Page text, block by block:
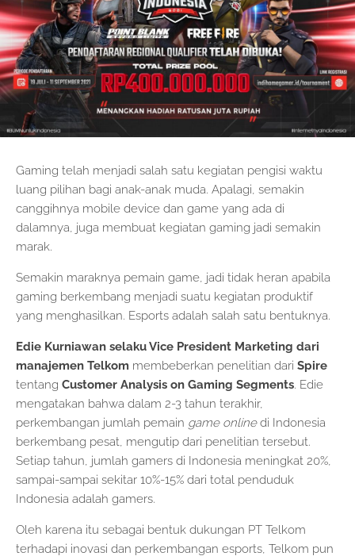
Gaming telah menjadi salah satu kegiatan pengisi waktu
luang pilihan bagi anak-anak muda. Apalagi, semakin
canggihnya mobile device dan game yang ada di
dalamnya, juga membuat kegiatan gaming jadi semakin
marak.
Semakin maraknya pemain game, jadi tidak heran apabila
gaming berkembang menjadi suatu kegiatan produktif
yang menghasilkan. Esports adalah salah satu bentuknya.
Edie Kurniawan selaku Vice President Marketing dari
manajemen Telkom membeberkan penelitian dari Spire
tentang Customer Analysis on Gaming Segments. Edie
mengatakan bahwa dalam 2-3 tahun terakhir,
perkembangan jumlah pemain game onlinedi Indonesia
berkembang pesat, mengutip dari penelitian tersebut.
Setiap tahun, jumlah gamers di Indonesia meningkat 20%,
sampai-sampai sekitar 10%-15% dari total penduduk
Indonesia adalah gamers.
Oleh karena itu sebagai bentuk dukungan PT Telkom
terhadapi inovasi dan perkembangan esports, Telkom pun